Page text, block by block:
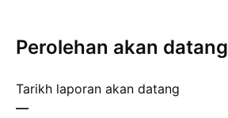
Perolehan akan datang
Tarikh laporan akan datang
—